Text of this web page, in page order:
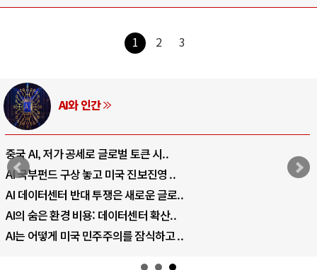
1 2 3
AI와 인간
중국 AI, 저가 공세로 글로벌 토큰 시..
AI 국부펀드 구상 놓고 미국 진보진영 ..
AI 데이터센터 반대 투쟁은 새로운 글로..
AI의 숨은 환경 비용: 데이터센터 확산..
AI는 어떻게 미국 민주주의를 잠식하고 ..